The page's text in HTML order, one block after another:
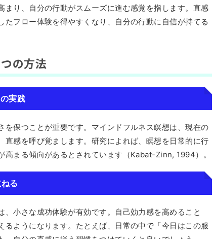
まり、自分の行動がスムーズに進む感覚を指します。直感
たフロー体験を得やすくなり、自分の行動に自信が持てる
の方法
実践
を保つことが重要です。マインドフルネス瞑想は、現在の
直感を呼び覚まします。研究によれば、瞑想を日常的に行
高まる傾向があるとされています（Kabat-Zinn, 1994）。
る
、小さな成功体験が有効です。自己効力感を高めること
るようになります。たとえば、日常の中で「今日はこの服